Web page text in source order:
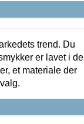
trend. Du
er lavet i de
et materiale der